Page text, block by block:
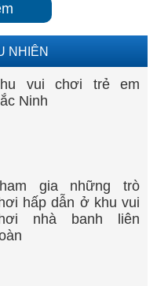
chơi với thiết kế đa
hiện đại, đảm bảo an
quốc tế.
hút trẻ em.
chắc chắn, khóa an
thép không
NHIÊN
vui chơi trẻ em
Ninh
gia những trò
hấp dẫn ở khu vui
nhà banh liên